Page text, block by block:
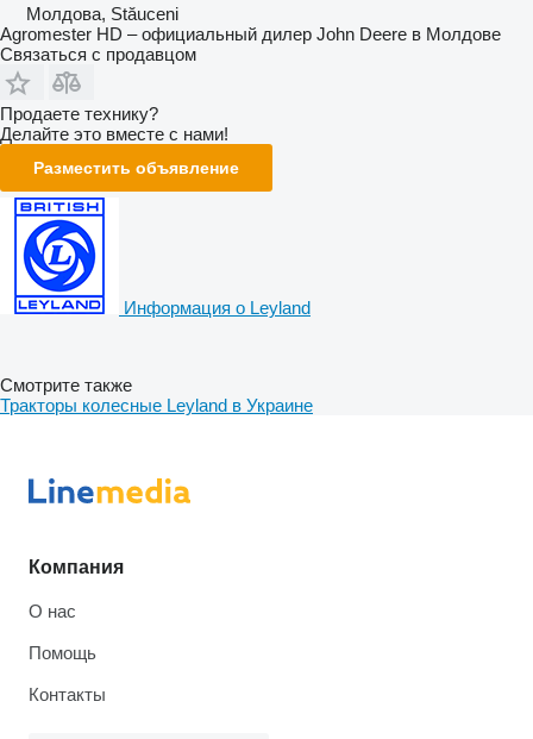
Молдова, Stăuceni
Agromester HD – официальный дилер John Deere в Молдове
Связаться с продавцом
Продаете технику?
Делайте это вместе с нами!
Разместить объявление
Информация о Leyland
Смотрите также
Тракторы колесные Leyland в Украине
Компания
О нас
Помощь
Контакты